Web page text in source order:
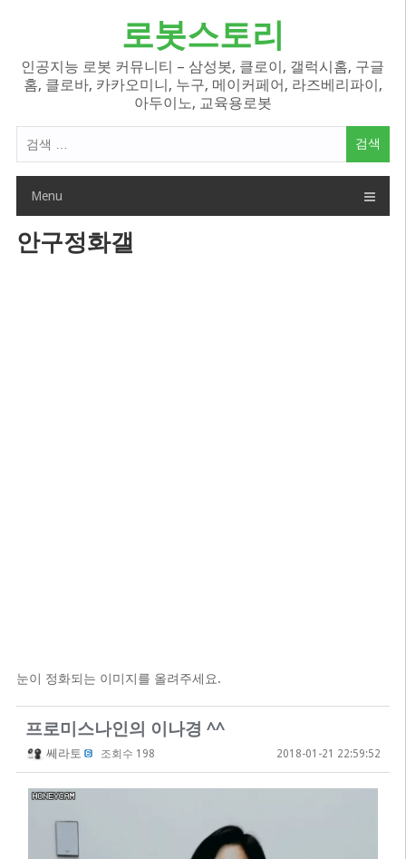
로봇스토리
인공지능 로봇 커뮤니티 – 삼성봇, 클로이, 갤럭시홈, 구글
홈, 클로바, 카카오미니, 누구, 메이커페어, 라즈베리파이,
아두이노, 교육용로봇
색
Menu
안구정화갤
눈이 정화되는 이미지를 올려주세요.
프로미스나인의 이나경 ^^
쎄라토 조회수 198 2018-01-21 22:59:52